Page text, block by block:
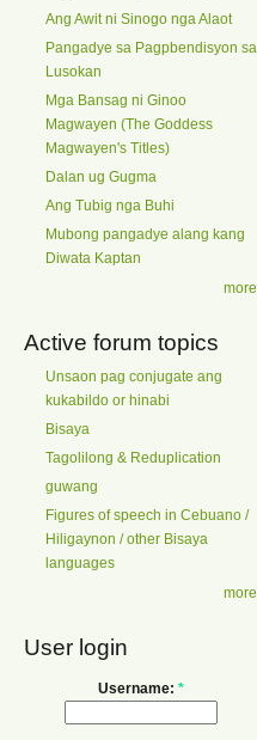
Ang Awit ni Sinogo nga Alaot
Pangadye sa Pagpbendisyon sa
Lusokan
Mga Bansag ni Ginoo
Magwayen (The Goddess
Magwayen's Titles)
Dalan ug Gugma
Ang Tubig nga Buhi
Mubong pangadye alang kang
Diwata Kaptan
more
Active forum topics
Unsaon pag conjugate ang
kukabildo or hinabi
Bisaya
Tagolilong & Reduplication
guwang
Figures of speech in Cebuano /
Hiligaynon / other Bisaya
languages
more
User login
Username: *